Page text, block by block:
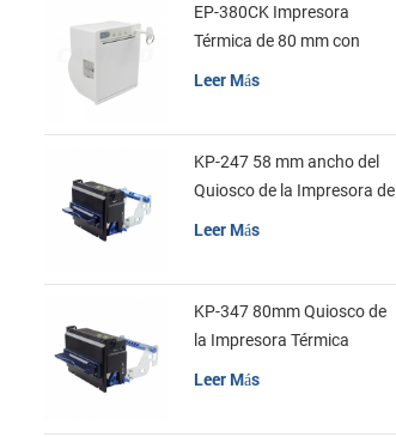
EP-380CK Impresora
Térmica de 80 mm con
Leer Más
KP-247 58 mm ancho del
Quiosco de la Impresora de
Leer Más
KP-347 80mm Quiosco de
la Impresora Térmica
Leer Más